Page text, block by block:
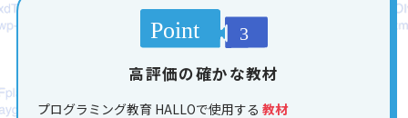
高評価の確かな教材
プログラミング教育 HALLOで使用する 教材